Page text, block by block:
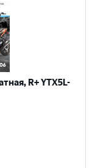
R+ YTX5L-